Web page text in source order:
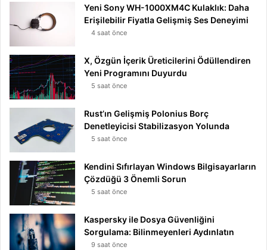
Yeni Sony WH-1000XM4C Kulaklık: Daha
Erişilebilir Fiyatla Gelişmiş Ses Deneyimi
4 saat önce
X, Özgün İçerik Üreticilerini Ödüllendiren
Yeni Programını Duyurdu
5 saat önce
Rust’ın Gelişmiş Polonius Borç
Denetleyicisi Stabilizasyon Yolunda
5 saat önce
Kendini Sıfırlayan Windows Bilgisayarların
Çözdüğü 3 Önemli Sorun
5 saat önce
Kaspersky ile Dosya Güvenliğini
Sorgulama: Bilinmeyenleri Aydınlatın
9 saat önce